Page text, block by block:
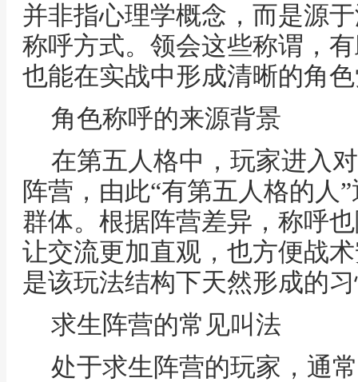
并非指心理学概念，而是源
称呼方式。领会这些称谓，
也能在实战中形成清晰的角
角色称呼的来源背景
在第五人格中，玩家进入
阵营，由此“有第五人格的人
群体。根据阵营差异，称呼
让交流更加直观，也方便战
是该玩法结构下天然形成的
求生阵营的常见叫法
处于求生阵营的玩家，通